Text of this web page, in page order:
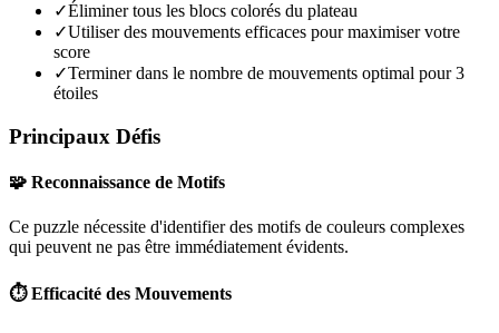
✓Éliminer tous les blocs colorés du plateau
✓Utiliser des mouvements efficaces pour maximiser votre
score
✓Terminer dans le nombre de mouvements optimal pour 3
étoiles
Principaux Défis
🧩 Reconnaissance de Motifs
Ce puzzle nécessite d'identifier des motifs de couleurs complexes
qui peuvent ne pas être immédiatement évidents.
⏱️ Efficacité des Mouvements